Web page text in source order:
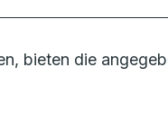
bieten die